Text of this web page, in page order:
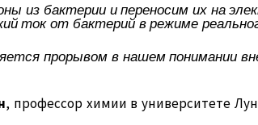
из бактерии и переносим их на
ток от бактерий в режиме
прорывом в нашем понимании
, профессор химии в университете